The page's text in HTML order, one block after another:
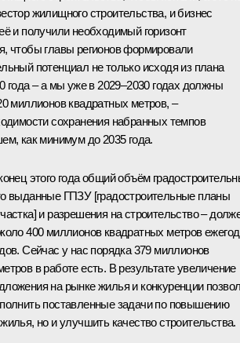
жилищного строительства, и бизнес
и получили необходимый горизонт
чтобы главы регионов формировали
потенциал не только исходя из плана
года – а мы уже в 2029–2030 годах должны
миллионов квадратных метров, –
сохранения набранных темпов
как минимум до 2035 года.
этого года общий объём
выданные ГПЗУ [градостроительные планы
и разрешения на строительство –
400 миллионов квадратных метров
Сейчас у нас порядка 379 миллионов
в работе есть. В результате увеличение
на рынке жилья и конкуренции
поставленные задачи по повышению
но и улучшить качество строительства.